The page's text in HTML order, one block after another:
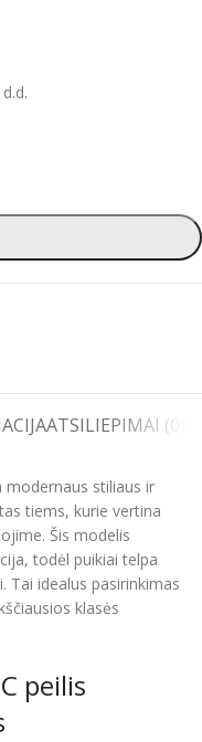
ATSILIEPIMAI (0)
modernaus stiliaus ir
tiems, kurie vertina
Šis modelis
todėl puikiai telpa
Tai idealus pasirinkimas
klasės
peilis